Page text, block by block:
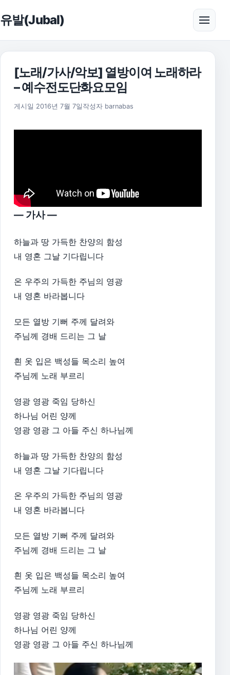
유발(Jubal) 메뉴
[노래/가사/악보] 열방이여 노래하라
– 예수전도단화요모임
게시일 2016년 7월 7일 2025년 11월 18일
작성자 barnabas
— 가사 —
하늘과 땅 가득한 찬양의 함성
내 영혼 그날 기다립니다
온 우주의 가득한 주님의 영광
내 영혼 바라봅니다
모든 열방 기뻐 주께 달려와
주님께 경배 드리는 그 날
흰 옷 입은 백성들 목소리 높여
주님께 노래 부르리
영광 영광 죽임 당하신
하나님 어린 양께
영광 영광 그 아들 주신 하나님께
하늘과 땅 가득한 찬양의 함성
내 영혼 그날 기다립니다
온 우주의 가득한 주님의 영광
내 영혼 바라봅니다
모든 열방 기뻐 주께 달려와
주님께 경배 드리는 그 날
흰 옷 입은 백성들 목소리 높여
주님께 노래 부르리
영광 영광 죽임 당하신
하나님 어린 양께
영광 영광 그 아들 주신 하나님께